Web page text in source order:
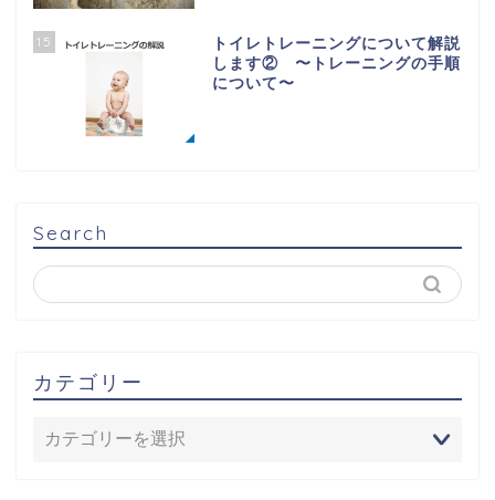
15
トイレトレーニングについて解説
します② 〜トレーニングの手順
について〜
Search
カテゴリー